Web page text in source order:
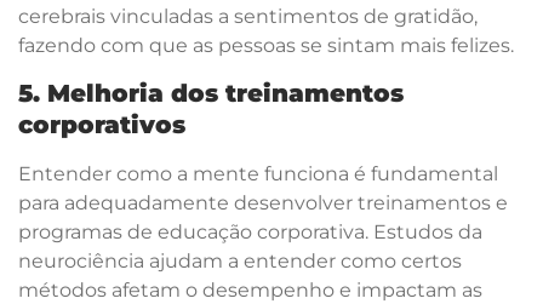
cerebrais vinculadas a sentimentos de gratidão,
fazendo com que as pessoas se sintam mais felizes.
5. Melhoria dos treinamentos
corporativos
Entender como a mente funciona é fundamental
para adequadamente desenvolver treinamentos e
programas de educação corporativa. Estudos da
neurociência ajudam a entender como certos
métodos afetam o desempenho e impactam as